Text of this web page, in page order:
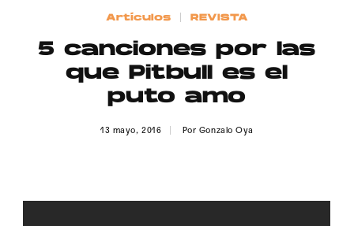
Contacto
Artículos REVISTA
5 canciones por las
que Pitbull es el
puto amo
13 mayo, 2016 Por Gonzalo Oya